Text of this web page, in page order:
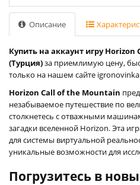
Описание
Купить на аккаунт игру Horizon
(Турция)за приемлимую цену,
только на нашем сайте
Horizon Call of the Mountain
незабываемое путешествие по
столкнетесь с отважными
загадки вселенной Horizon. Эта
для системы виртуальной
уникальные возможности для
Погрузитесь в